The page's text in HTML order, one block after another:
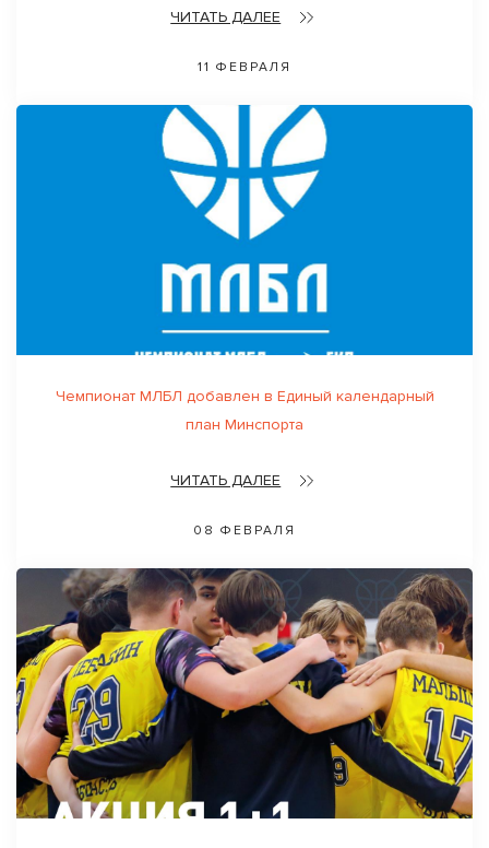
ЧИТАТЬ ДАЛЕЕ
11 ФЕВРАЛЯ
Чемпионат МЛБЛ добавлен в Единый календарный
план Минспорта
ЧИТАТЬ ДАЛЕЕ
08 ФЕВРАЛЯ